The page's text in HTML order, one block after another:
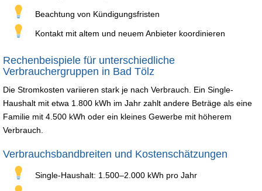
Beachtung von Kündigungsfristen
Kontakt mit altem und neuem Anbieter koordinieren
Rechenbeispiele für unterschiedliche
Verbrauchergruppen in Bad Tölz
Die Stromkosten variieren stark je nach Verbrauch. Ein Single-
Haushalt mit etwa 1.800 kWh im Jahr zahlt andere Beträge als eine
Familie mit 4.500 kWh oder ein kleines Gewerbe mit höherem
Verbrauch.
Verbrauchsbandbreiten und Kostenschätzungen
Single-Haushalt: 1.500–2.000 kWh pro Jahr